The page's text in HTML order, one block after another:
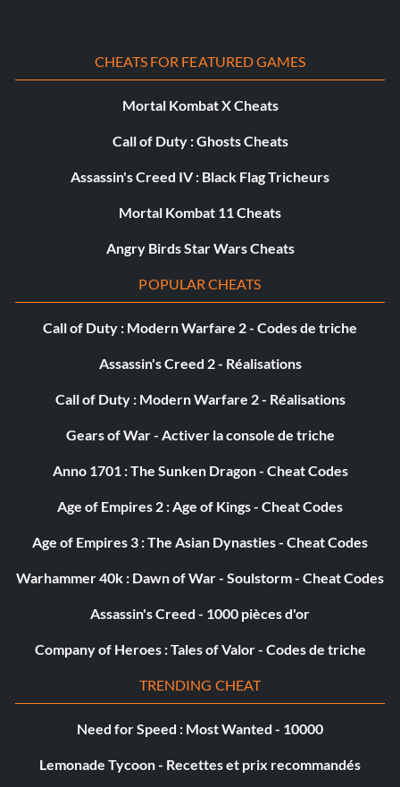
CHEATS FOR FEATURED GAMES
Mortal Kombat X Cheats
Call of Duty : Ghosts Cheats
Assassin's Creed IV : Black Flag Tricheurs
Mortal Kombat 11 Cheats
Angry Birds Star Wars Cheats
POPULAR CHEATS
Call of Duty : Modern Warfare 2 - Codes de triche
Assassin's Creed 2 - Réalisations
Call of Duty : Modern Warfare 2 - Réalisations
Gears of War - Activer la console de triche
Anno 1701 : The Sunken Dragon - Cheat Codes
Age of Empires 2 : Age of Kings - Cheat Codes
Age of Empires 3 : The Asian Dynasties - Cheat Codes
Warhammer 40k : Dawn of War - Soulstorm - Cheat Codes
Assassin's Creed - 1000 pièces d'or
Company of Heroes : Tales of Valor - Codes de triche
TRENDING CHEAT
Need for Speed : Most Wanted - 10000
Lemonade Tycoon - Recettes et prix recommandés